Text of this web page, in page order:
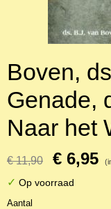
Boven,
Genade,
Naar het
€ 11,90 € 6,95
✓ Op voorraad
Aantal